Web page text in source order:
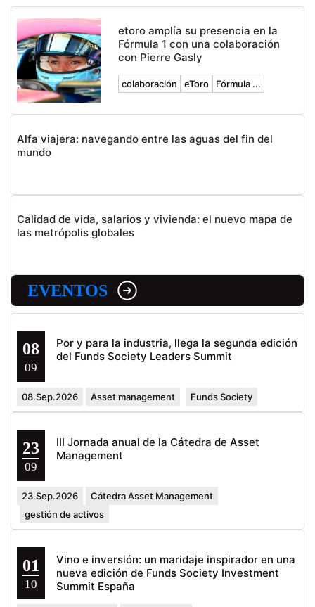
etoro amplía su presencia en la
Fórmula 1 con una colaboración
con Pierre Gasly
colaboración eToro Fórmula ...
Alfa viajera: navegando entre las aguas del fin del
mundo
Calidad de vida, salarios y vivienda: el nuevo mapa de
las metrópolis globales
EVENTOS
08
09
Por y para la industria, llega la segunda edición
del Funds Society Leaders Summit
08.Sep.2026 Asset management Funds Society
23
09
III Jornada anual de la Cátedra de Asset
Management
23.Sep.2026
Cátedra Asset Management
gestión de activos
01
10
Vino e inversión: un maridaje inspirador en una
nueva edición de Funds Society Investment
Summit España